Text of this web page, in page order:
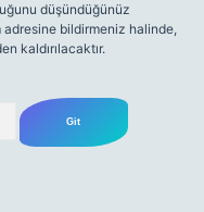
düşündüğünüz
adresine bildirmeniz halinde,
kaldırılacaktır.